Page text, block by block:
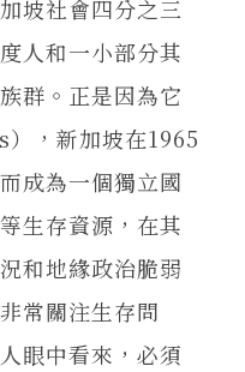
坡社會四分之三
人和一小部分其
群。正是因為它
，新加坡在1965
成為一個獨立國
生存資源，在其
和地緣政治脆弱
常關注生存問
眼中看來，必須